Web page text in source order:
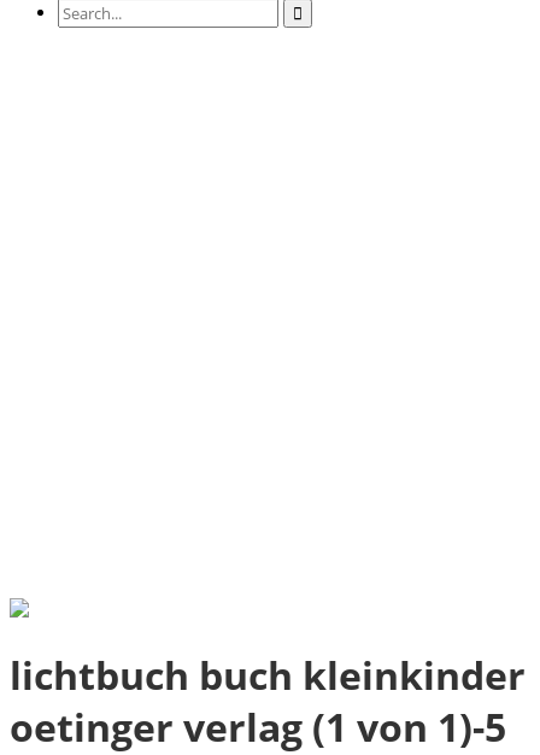
lichtbuch buch kleinkinder
oetinger verlag (1 von 1)-5